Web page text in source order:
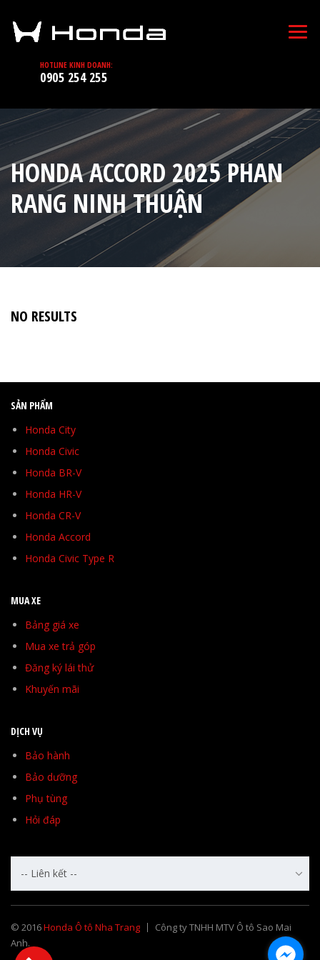
HOTLINE KINH DOANH:
0905 254 255
HONDA ACCORD 2025 PHAN
RANG NINH THUẬN
NO RESULTS
SẢN PHẨM
Honda City
Honda Civic
Honda BR-V
Honda HR-V
Honda CR-V
Honda Accord
Honda Civic Type R
MUA XE
Bảng giá xe
Mua xe trả góp
Đăng ký lái thử
Khuyến mãi
DỊCH VỤ
Bảo hành
Bảo dưỡng
Phụ tùng
Hỏi đáp
-- Liên kết --
© 2016Honda Ô tô Nha Trang
Công ty TNHH MTV Ô tô Sao Mai
Anh.